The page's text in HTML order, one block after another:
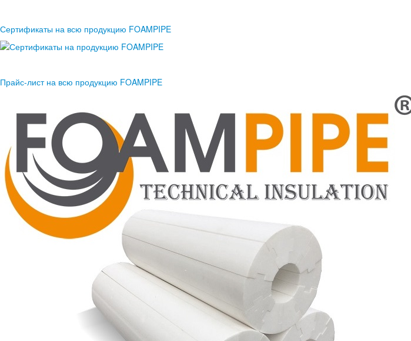
Сертификаты на всю продукцию FOAMPIPE
Прайс-лист на всю продукцию FOAMPIPE